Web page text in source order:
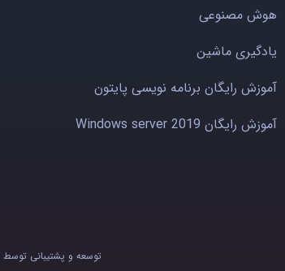
هوش مصنوعی
یادگیری ماشین
آموزش رایگان برنامه نویسی پایتون
آموزش رایگان Windows server 2019
توسعه و پشتیبانی توسط